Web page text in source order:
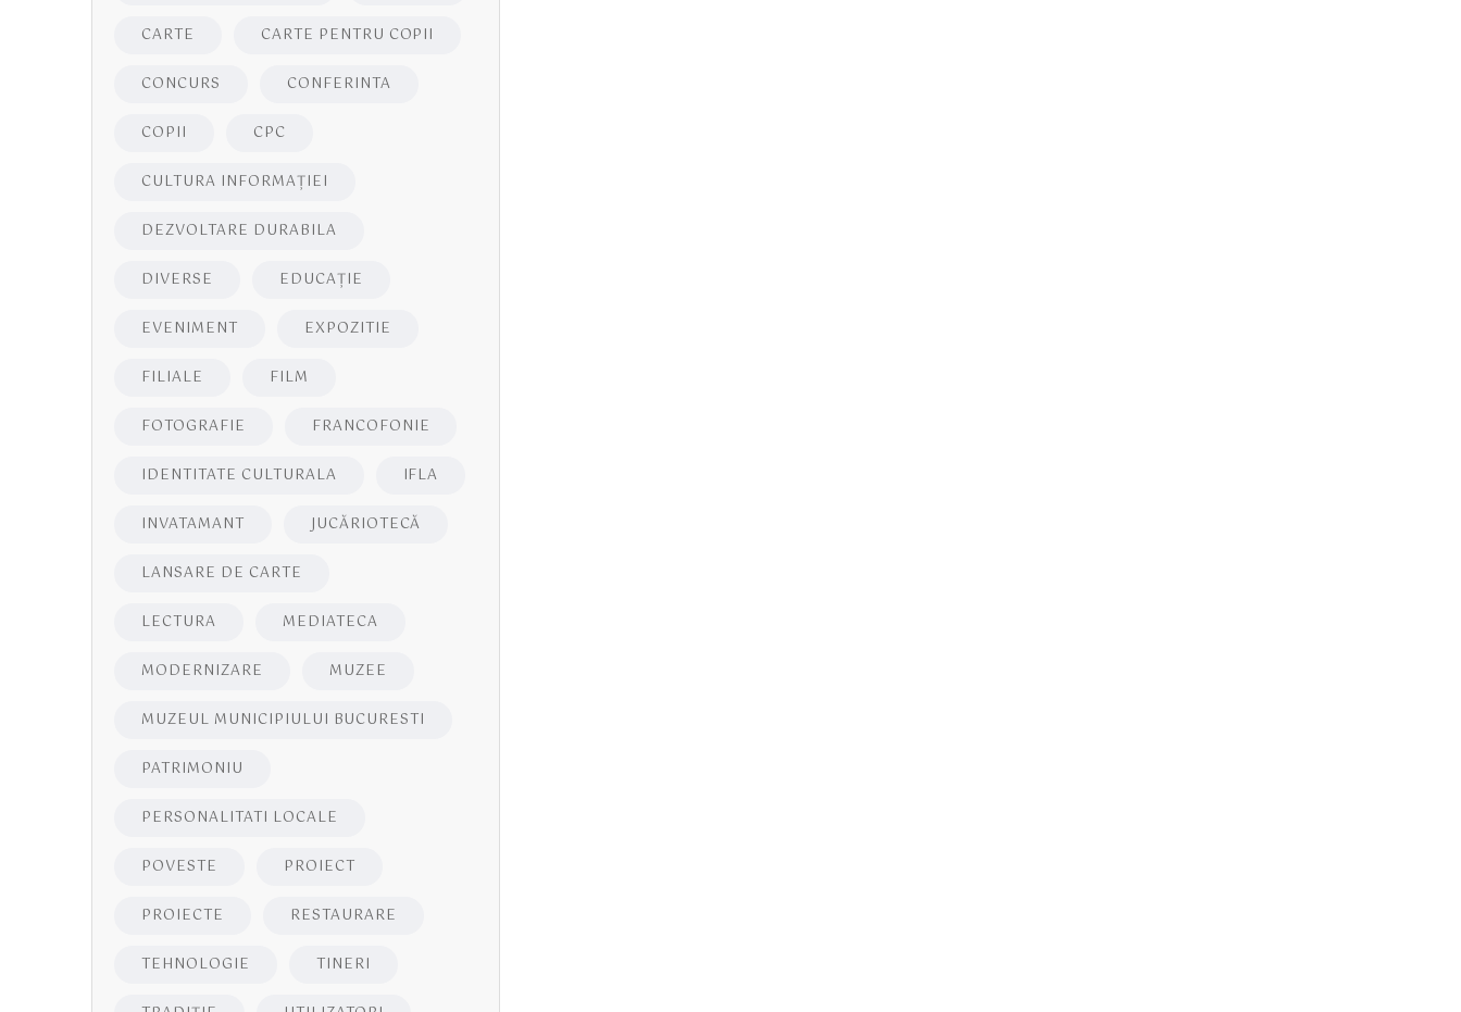
CARTE CARTE PENTRU COPII
CONCURS CONFERINTA
COPII CPC
CULTURA INFORMAŢIEI
DEZVOLTARE DURABILA
DIVERSE EDUCAŢIE
EVENIMENT EXPOZITIE
FILIALE FILM
FOTOGRAFIE FRANCOFONIE
IDENTITATE CULTURALA IFLA
INVATAMANT JUCĂRIOTECĂ
LANSARE DE CARTE
LECTURA MEDIATECA
MODERNIZARE MUZEE
MUZEUL MUNICIPIULUI BUCURESTI
PATRIMONIU
PERSONALITATI LOCALE
POVESTE PROIECT
PROIECTE RESTAURARE
TEHNOLOGIE TINERI